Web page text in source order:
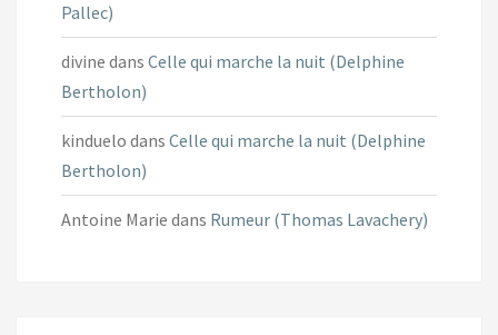
Pallec)
divine dans Celle qui marche la nuit (Delphine
Bertholon)
kinduelo dans Celle qui marche la nuit (Delphine
Bertholon)
Antoine Marie dans Rumeur (Thomas Lavachery)